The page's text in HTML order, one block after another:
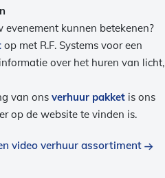
kunnen betekenen?
op met R.F. Systems voor een
over het huren van licht,
van ons verhuur pakket is ons
op de website te vinden is.
video verhuur assortiment